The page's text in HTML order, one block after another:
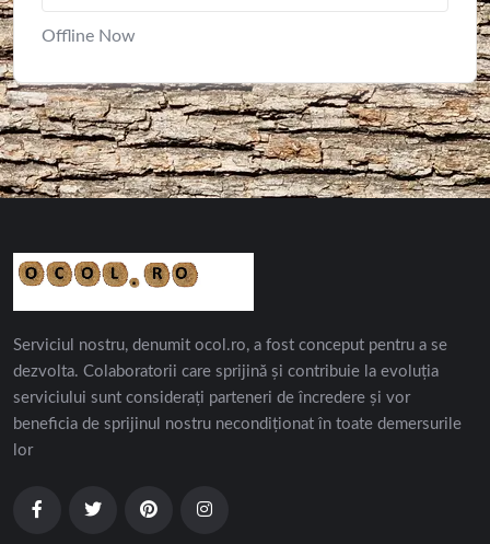
Offline Now
Serviciul nostru, denumit ocol.ro, a fost conceput pentru a se
dezvolta. Colaboratorii care sprijină și contribuie la evoluția
serviciului sunt considerați parteneri de încredere și vor
beneficia de sprijinul nostru necondiționat în toate demersurile
lor